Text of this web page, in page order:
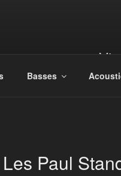
Basses
Paul